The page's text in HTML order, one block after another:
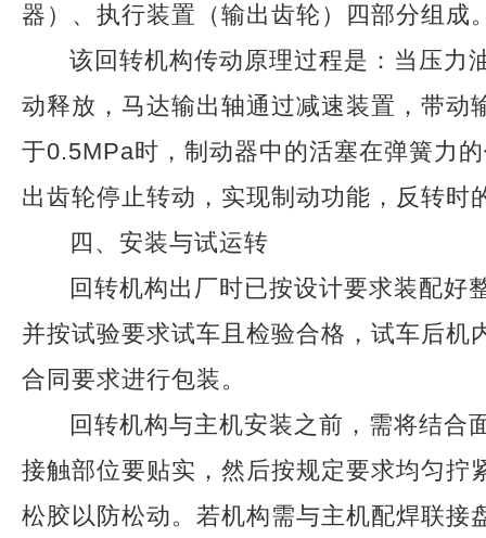
器）、执行装置（输出齿轮）四部分组成
该回转机构传动原理过程是：当压力
动释放，马达输出轴通过减速装置，带
于0.5MPa时，制动器中的活塞在弹簧力
出齿轮停止转动，实现制动功能，反转
四、安装与试运转
回转机构出厂时已按设计要求装配好
并按试验要求试车且检验合格，试车后
合同要求进行包装。
回转机构与主机安装之前，需将结合
接触部位要贴实，然后按规定要求均匀
松胶以防松动。若机构需与主机配焊联